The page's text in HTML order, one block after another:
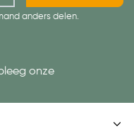
anders delen.
onze